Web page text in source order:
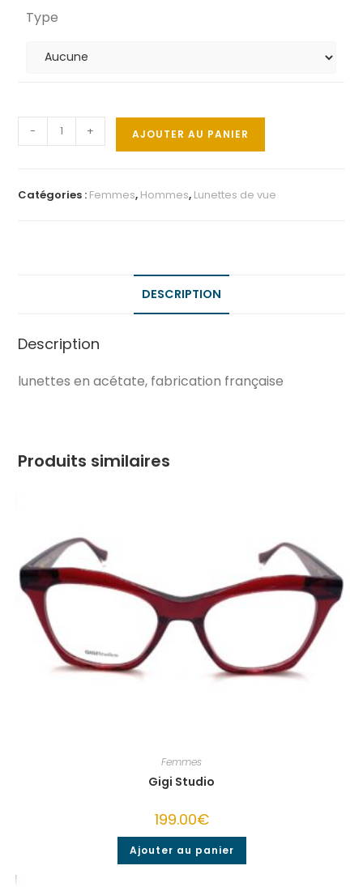
Type
- + AJOUTER AU PANIER
Catégories : Femmes, Hommes, Lunettes de vue
DESCRIPTION
Description
lunettes en acétate, fabrication française
Produits similaires
Femmes
Gigi Studio
199.00€
Ajouter au panier